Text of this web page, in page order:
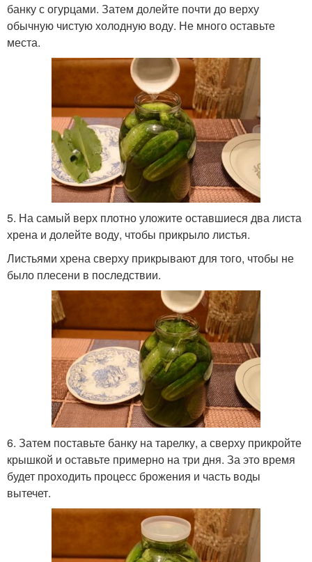
банку с огурцами. Затем долейте почти до верху
обычную чистую холодную воду. Не много оставьте
места.
5. На самый верх плотно уложите оставшиеся два листа
хрена и долейте воду, чтобы прикрыло листья.
Листьями хрена сверху прикрывают для того, чтобы не
было плесени в последствии.
6. Затем поставьте банку на тарелку, а сверху прикройте
крышкой и оставьте примерно на три дня. За это время
будет проходить процесс брожения и часть воды
вытечет.